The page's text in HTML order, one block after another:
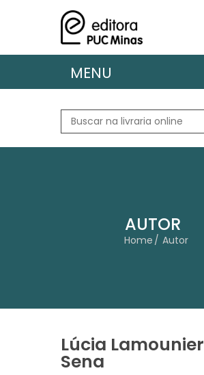
AUTOR
Home Autor
Lúcia Lamounier
Sena